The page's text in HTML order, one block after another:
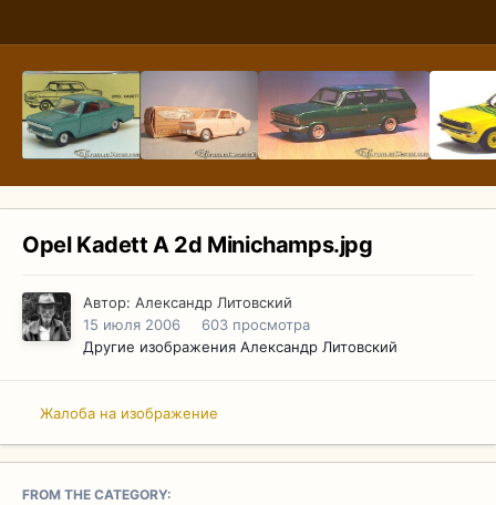
Opel Kadett A 2d Minichamps.jpg
Автор: Александр Литовский
15 июля 2006
603 просмотра
Другие изображения Александр Литовский
Жалоба на изображение
FROM THE CATEGORY: